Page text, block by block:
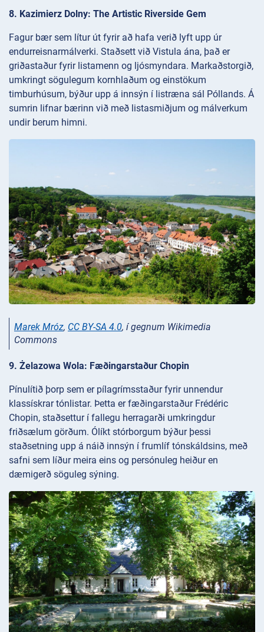
8. Kazimierz Dolny: The Artistic Riverside Gem
Fagur bær sem lítur út fyrir að hafa verið lyft upp úr
endurreisnarmálverki. Staðsett við Vistula ána, það er
griðastaður fyrir listamenn og ljósmyndara. Markaðstorgið,
umkringt sögulegum kornhlaðum og einstökum
timburhúsum, býður upp á innsýn í listræna sál Póllands. Á
sumrin lifnar bærinn við með listasmiðjum og málverkum
undir berum himni.
Marek Mróz, CC BY-SA 4.0, í gegnum Wikimedia
Commons
9. Żelazowa Wola: Fæðingarstaður Chopin
Pínulítið þorp sem er pílagrímsstaður fyrir unnendur
klassískrar tónlistar. Þetta er fæðingarstaður Frédéric
Chopin, staðsettur í fallegu herragarði umkringdur
friðsælum görðum. Ólíkt stórborgum býður þessi
staðsetning upp á náið innsýn í frumlíf tónskáldsins, með
safni sem líður meira eins og persónuleg heiður en
dæmigerð söguleg sýning.